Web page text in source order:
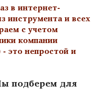
в интернет-
инструмента и всех
с учетом
компании
это непростой и
подберем для